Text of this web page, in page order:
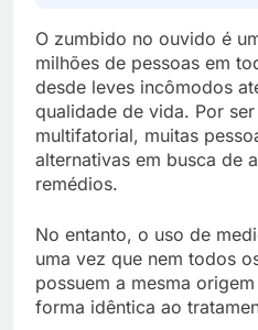
O zumbido no ouvido é
milhões de pessoas em
desde leves incômodos
qualidade de vida. Por
multifatorial, muitas
alternativas em busca de
remédios.
No entanto, o uso de
uma vez que nem todos
possuem a mesma
forma idêntica ao